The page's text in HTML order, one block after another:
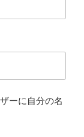
ーに自分の名